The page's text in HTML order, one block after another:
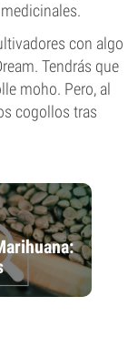
con algo
Tendrás que
moho. Pero, al
cogollos tras